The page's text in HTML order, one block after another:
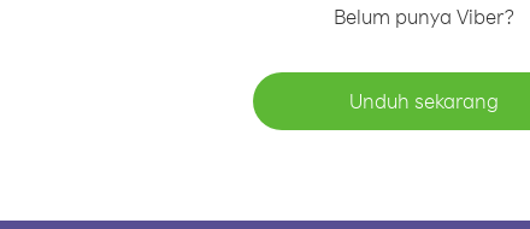
Belum punya Viber?
Unduh sekarang